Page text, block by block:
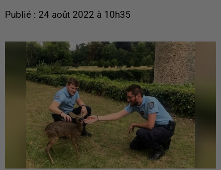
Publié : 24 août 2022 à 10h35